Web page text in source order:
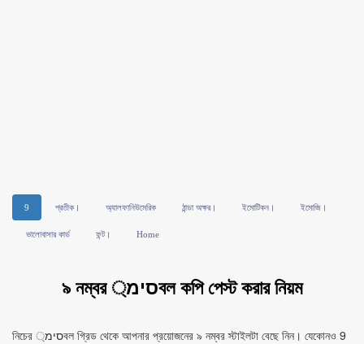
9 প্রতীক। অ্যালফানিউমেরিক ঠান্ডা অক্ষর। ইমোটিকন। ইমোজি।
ভালোবাসার কার্ড ফন্ট। Home
৯ নম্বর סימ্বল কপি পেস্ট করার নিয়ম
নিচের סימ্বল গ্রিড থেকে আপনার প্রয়োজনের ৯ নম্বর স্টাইলটা বেছে নিন। যেকোনও 9